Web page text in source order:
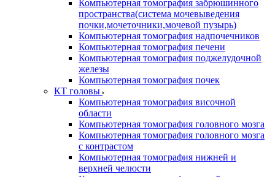
Компьютерная томография забрюшинного
пространства(система мочевыведения
почки,мочеточники,мочевой пузырь)
Компьютерная томография надпочечников
Компьютерная томография печени
Компьютерная томография поджелудочной
железы
Компьютерная томография почек
КТ головы
Компьютерная томография височной
области
Компьютерная томография головного мозга
Компьютерная томография головного мозга
с контрастом
Компьютерная томография нижней и
верхней челюсти